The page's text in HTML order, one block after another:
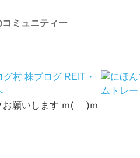
コミュニティー
願いします ｍ(_ _)ｍ